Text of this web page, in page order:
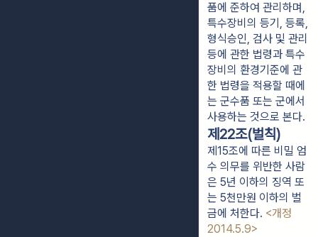
품에 준하여 관리하며,
특수장비의 등기, 등록,
형식승인, 검사 및 관리
등에 관한 법령과 특수
장비의 환경기준에 관
한 법령을 적용할 때에
는 군수품 또는 군에서
사용하는 것으로 본다.
제22조(벌칙)
제15조에 따른 비밀 엄
수 의무를 위반한 사람
은 5년 이하의 징역 또
는 5천만원 이하의 벌
금에 처한다. <개정
2014.5.9>